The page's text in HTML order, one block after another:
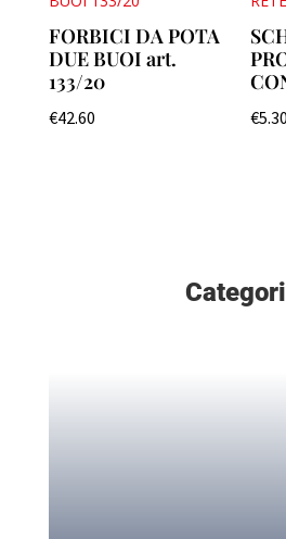
FORBICI DA POTA
DUE BUOI art.
133/20
€42.60 €5.30